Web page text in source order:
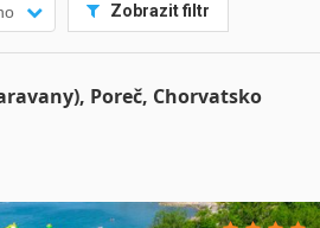
Zobrazit filtr
Poreč, Chorvatsko